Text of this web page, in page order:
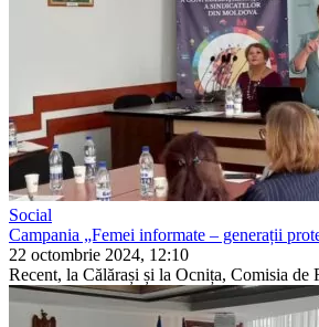
Social
Campania „Femei informate – generații
22 octombrie 2024, 12:10
Recent, la Călărași și la Ocnița, Comisia